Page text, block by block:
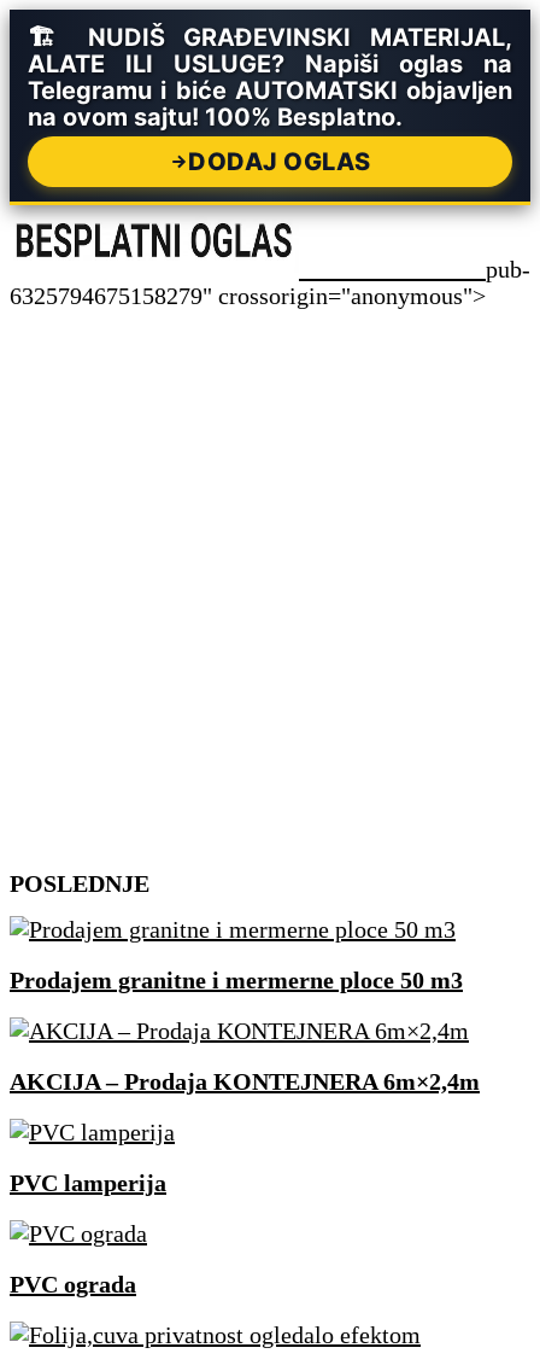
🏗️ NUDIŠ GRAĐEVINSKI MATERIJAL,
ALATE ILI USLUGE? Napiši oglas na
Telegramu i biće AUTOMATSKI objavljen
na ovom sajtu! 100% Besplatno.
DODAJ OGLAS
pub-
6325794675158279" crossorigin="anonymous">
Skip
content
POSLEDNJE
Prodajem granitne i mermerne ploce 50 m3
AKCIJA – Prodaja KONTEJNERA 6m×2,4m
PVC lamperija
PVC ograda